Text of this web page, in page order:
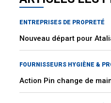
ENTREPRISES DE PROPRETÉ
Nouveau départ pour
FOURNISSEURS HYGIÈNE &
Action Pin change de